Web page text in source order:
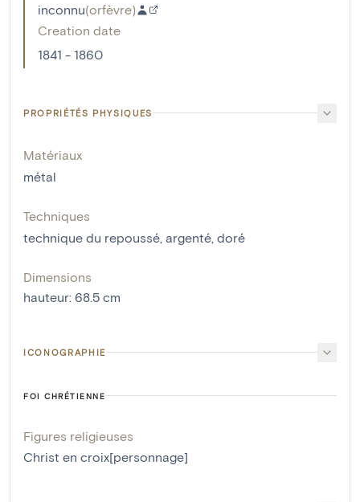
inconnu(orfèvre)
Creation date
1841 - 1860
PROPRIÉTÉS PHYSIQUES
Matériaux
métal
Techniques
technique du repoussé argenté doré
Dimensions
hauteur: 68.5 cm
ICONOGRAPHIE
FOI CHRÉTIENNE
Figures religieuses
Christ en croix[personnage]